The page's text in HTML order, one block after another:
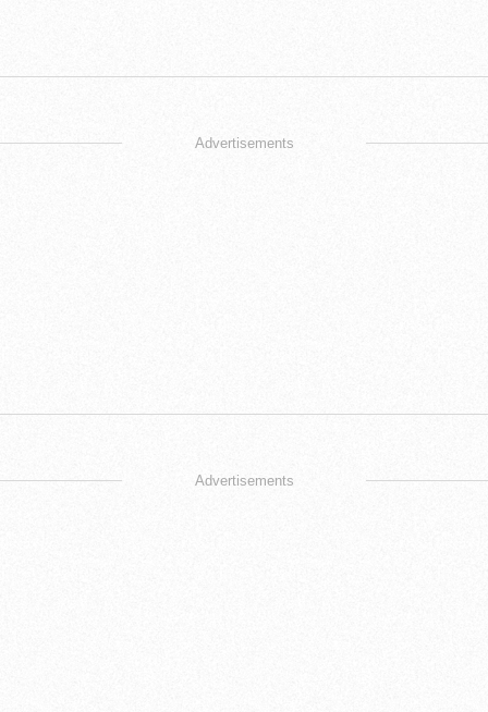
Advertisements
Advertisements